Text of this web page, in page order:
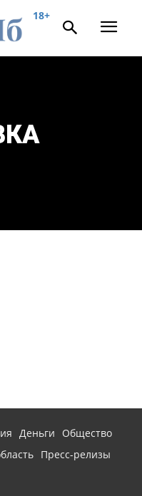
18+
Деньги
Общество
Пресс-релизы